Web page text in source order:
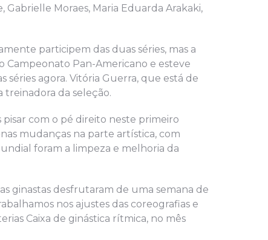
Gabrielle Moraes, Maria Eduarda Arakaki,
participem das duas séries, mas a
Pan-Americano e esteve
agora. Vitória Guerra, que está de
treinadora da seleção.
pisar com o pé direito neste primeiro
mudanças na parte artística, com
foram a limpeza e melhoria da
ginastas desfrutaram de uma semana de
nos ajustes das coreografias e
Caixa de ginástica rítmica, no mês